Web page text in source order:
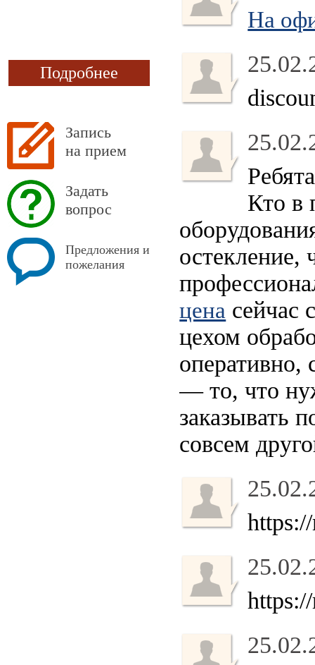
Подробнее
Запись
на прием
Задать
вопрос
Предложения и
пожелания
На
Кто в
остекление,
цена сейчас
цехом
оперативно,
— то, что
заказывать
совсем